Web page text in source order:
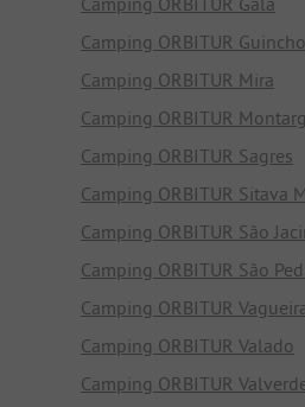
Camping ORBITUR Guincho
Camping ORBITUR Mira
Camping ORBITUR
Camping ORBITUR Sagres
Camping ORBITUR Sitava
Camping ORBITUR São
Camping ORBITUR São
Camping ORBITUR
Camping ORBITUR Valado
Camping ORBITUR